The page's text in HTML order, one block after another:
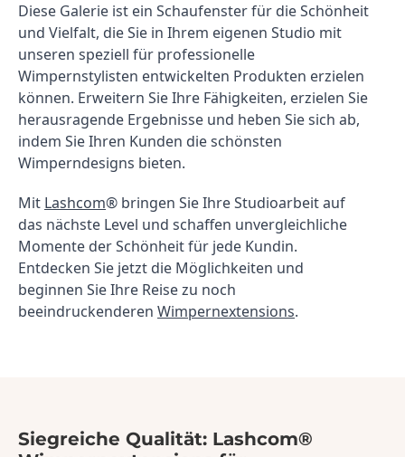
Diese Galerie ist ein Schaufenster für die Schönheit
und Vielfalt, die Sie in Ihrem eigenen Studio mit
unseren speziell für professionelle
Wimpernstylisten entwickelten Produkten erzielen
können. Erweitern Sie Ihre Fähigkeiten, erzielen Sie
herausragende Ergebnisse und heben Sie sich ab,
indem Sie Ihren Kunden die schönsten
Wimperndesigns bieten.
Mit Lashcom® bringen Sie Ihre Studioarbeit auf
das nächste Level und schaffen unvergleichliche
Momente der Schönheit für jede Kundin.
Entdecken Sie jetzt die Möglichkeiten und
beginnen Sie Ihre Reise zu noch
beeindruckenderen Wimpernextensions.
Siegreiche Qualität: Lashcom®